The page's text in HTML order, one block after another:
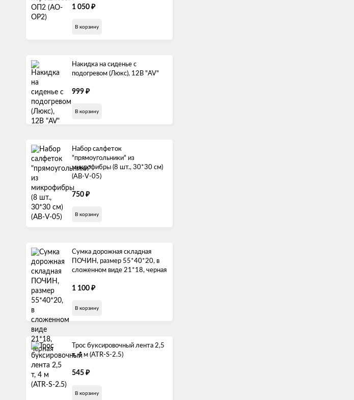
1 050 ₽
В корзину
Накидка на сиденье с
подогревом (Люкс), 12В "AV"
999 ₽
В корзину
Набор салфеток
"прямоугольники" из
микрофибры (8 шт., 30*30 см)
(AB-V-05)
750 ₽
В корзину
Сумка дорожная складная
ПОЧИН, размер 55*40*20, в
сложенном виде 21*18, черная
1 100 ₽
В корзину
Трос буксировочный лента 2,5
т, 4 м (ATR-S-2.5)
545 ₽
В корзину